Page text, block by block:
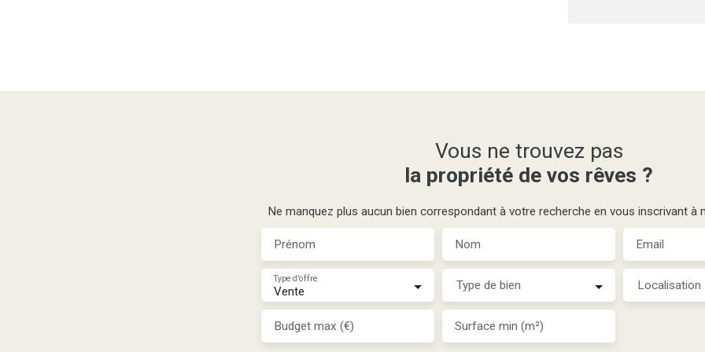
Vous ne trouvez pas
la propriété de vos rêves ?
Ne manquez plus aucun bien correspondant à votre recherche en vous inscrivant à
Prénom Nom Email
Vente
Type d'offre Type de bien Localisation
Budget max (€) Surface min (m²)